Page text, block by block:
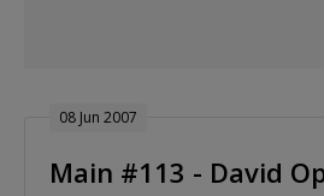
08 Jun 2007
Main #113 - David